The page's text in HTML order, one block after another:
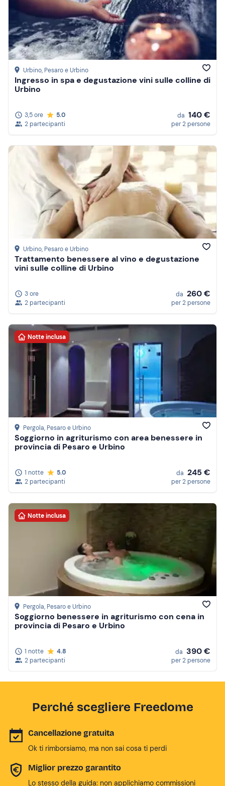
Prezzo (decrescente)
Recensioni
Urbino, Pesaro e Urbino
Ingresso in spa e degustazione vini sulle colline di
Urbino
3,5 ore
5.0
2 partecipanti
da 140 €
per 2 persone
Urbino, Pesaro e Urbino
Trattamento benessere al vino e degustazione
vini sulle colline di Urbino
3 ore
2 partecipanti
da 260 €
per 2 persone
Notte inclusa
Pergola, Pesaro e Urbino
Soggiorno in agriturismo con area benessere in
provincia di Pesaro e Urbino
1 notte
5.0
2 partecipanti
da 245 €
per 2 persone
Notte inclusa
Pergola, Pesaro e Urbino
Soggiorno benessere in agriturismo con cena in
provincia di Pesaro e Urbino
1 notte
4.8
2 partecipanti
da 390 €
per 2 persone
Perché scegliere Freedome
Cancellazione gratuita
Ok ti rimborsiamo, ma non sai cosa ti perdi
Miglior prezzo garantito
Lo stesso della guida: non applichiamo commissioni